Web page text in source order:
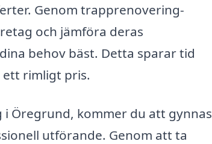
Genom trapprenovering-
och jämföra deras
behov bäst. Detta sparar tid
ett rimligt pris.
Öregrund, kommer du att gynnas
utförande. Genom att ta